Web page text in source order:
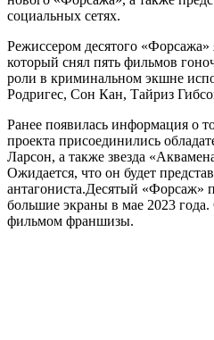
социальных сетях.
Режиссером десятого
который снял пять фильмов
роли в криминальном экшне
Родригес, Сон Кан, Тайриз
Ранее появилась информация о
проекта присоединились
Ларсон, а также звезда
Ожидается, что он будет
антагониста.Десятый «Форсаж»
большие экраны в мае 2023
фильмом франшизы.